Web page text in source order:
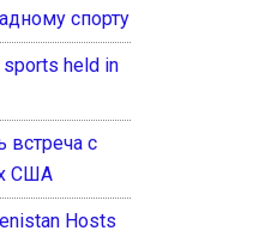
спорту
held in
встреча с
США
Hosts